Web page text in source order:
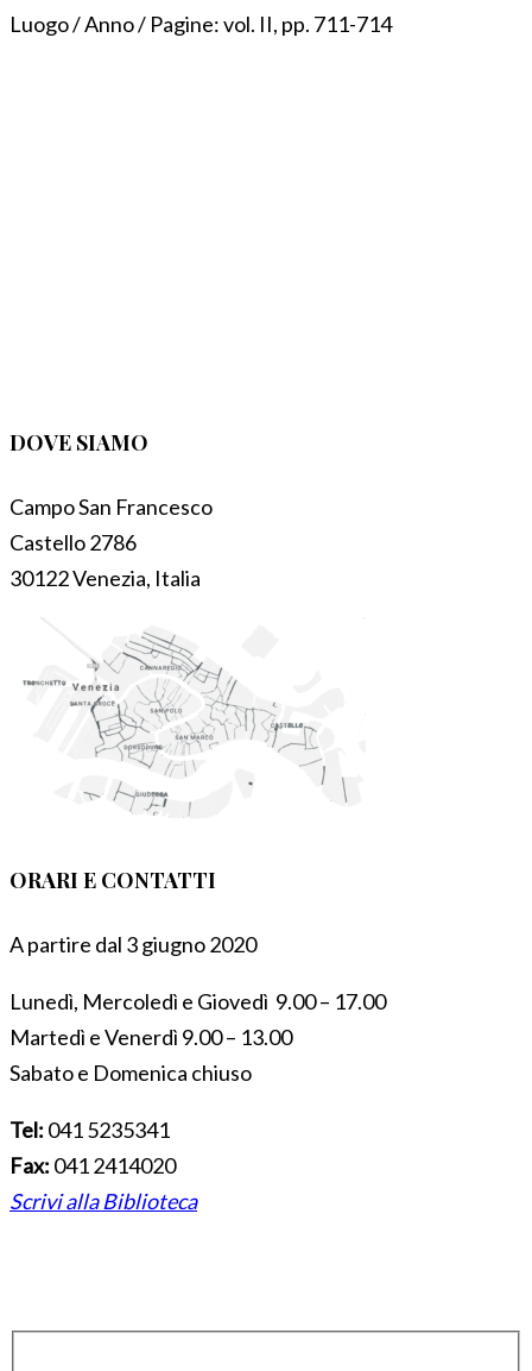
Luogo / Anno / Pagine:vol. II, pp. 711-714
DOVE SIAMO
Campo San Francesco
Castello 2786
30122 Venezia, Italia
ORARI E CONTATTI
A partire dal 3 giugno 2020
Lunedì, Mercoledì e Giovedì 9.00 – 17.00
Martedì e Venerdì 9.00 – 13.00
Sabato e Domenica chiuso
Tel: 041 5235341
Fax: 041 2414020
Scrivi alla Biblioteca